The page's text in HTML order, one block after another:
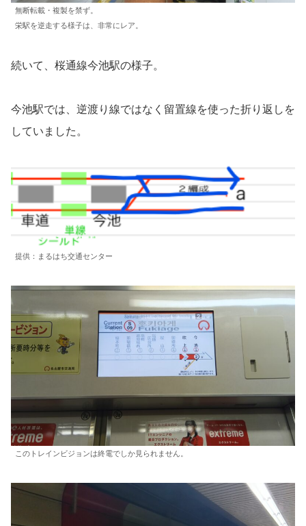
無断転載・複製を禁ず。
栄駅を逆走する様子は、非常にレア。
続いて、桜通線今池駅の様子。
今池駅では、逆渡り線ではなく留置線を使った折り返しを
していました。
提供：まるはち交通センター
このトレインビジョンは終電でしか見られません。